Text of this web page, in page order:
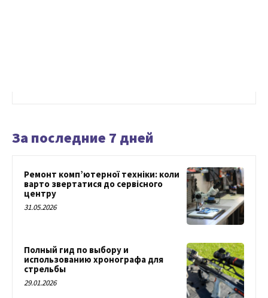
За последние 7 дней
Ремонт комп’ютерної техніки: коли
варто звертатися до сервісного
центру
31.05.2026
Полный гид по выбору и
использованию хронографа для
стрельбы
29.01.2026